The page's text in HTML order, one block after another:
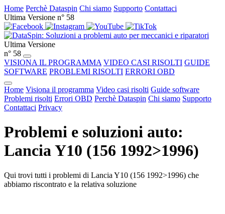
Home Perchè Dataspin Chi siamo Supporto Contattaci
Ultima Versione n° 58
Ultima Versione
n° 58
VISIONA IL PROGRAMMA VIDEO CASI RISOLTI GUIDE
SOFTWARE PROBLEMI RISOLTI ERRORI OBD
Home Visiona il programma Video casi risolti Guide software
Problemi risolti Errori OBD Perchè Dataspin Chi siamo Supporto
Contattaci Privacy
Problemi e soluzioni auto:
Lancia Y10 (156 1992>1996)
Qui trovi tutti i problemi di Lancia Y10 (156 1992>1996) che
abbiamo riscontrato e la relativa soluzione